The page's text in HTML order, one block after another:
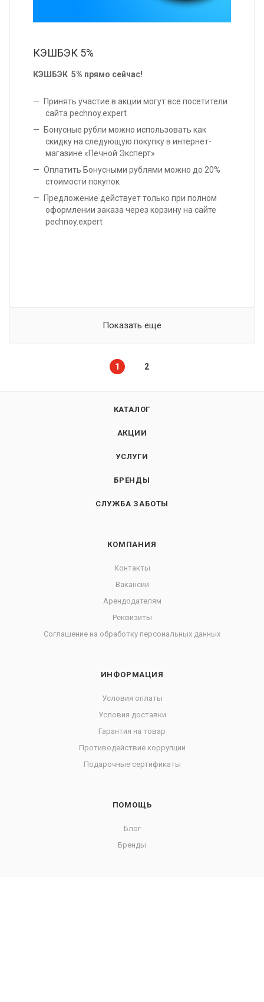
КЭШБЭК 5%
КЭШБЭК 5% прямо сейчас!
Принять участие в акции могут все посетители
сайта pechnoy.expert
Бонусные рубли можно использовать как
скидку на следующую покупку в интернет-
магазине «Печной Эксперт»
Оплатить Бонусными рублями можно до 20%
стоимости покупок
Предложение действует только при полном
оформлении заказа через корзину на сайте
pechnoy.expert
Показать еще
1 2
КАТАЛОГ
АКЦИИ
УСЛУГИ
БРЕНДЫ
СЛУЖБА ЗАБОТЫ
КОМПАНИЯ
Контакты
Вакансии
Арендодателям
Реквизиты
Соглашение на обработку персональных данных
ИНФОРМАЦИЯ
Условия оплаты
Условия доставки
Гарантия на товар
Противодействие коррупции
Подарочные сертификаты
ПОМОЩЬ
Блог
Бренды